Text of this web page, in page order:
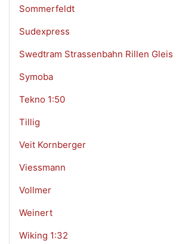
Sommerfeldt
Sudexpress
Swedtram Strassenbahn Rillen Gleis
Symoba
Tekno 1:50
Tillig
Veit Kornberger
Viessmann
Vollmer
Weinert
Wiking 1:32